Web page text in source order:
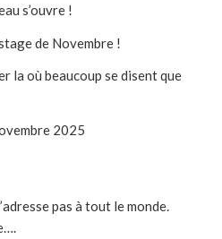
s’ouvre !
de Novembre !
la où beaucoup se disent que
2025
pas à tout le monde.